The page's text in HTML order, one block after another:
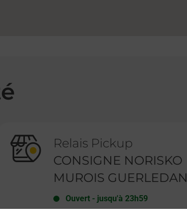
Relais Pickup
CONSIGNE NORISKO
MUROIS GUERLEDAN
Ouvert- jusqu'à 23h59